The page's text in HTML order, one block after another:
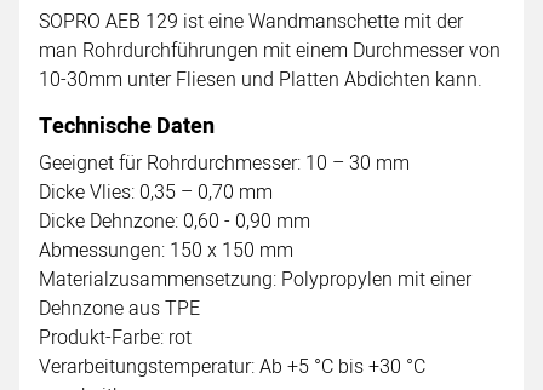
SOPRO AEB 129 ist eine Wandmanschette mit der
man Rohrdurchführungen mit einem Durchmesser von
10-30mm unter Fliesen und Platten Abdichten kann.
Technische Daten
Geeignet für Rohrdurchmesser: 10 – 30 mm
Dicke Vlies: 0,35 – 0,70 mm
Dicke Dehnzone: 0,60 - 0,90 mm
Abmessungen: 150 x 150 mm
Materialzusammensetzung: Polypropylen mit einer
Dehnzone aus TPE
Produkt-Farbe: rot
Verarbeitungstemperatur: Ab +5 °C bis +30 °C